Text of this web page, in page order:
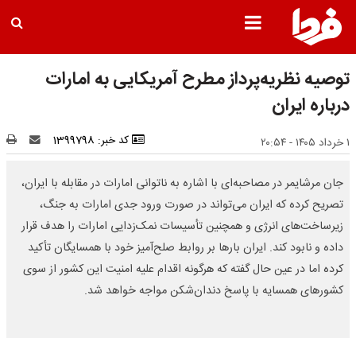
توصیه نظریه‌پرداز مطرح آمریکایی به امارات
درباره ایران
۱ خرداد ۱۴۰۵ - ۲۰:۵۴ کد خبر: 1399798
جان مرشایمر در مصاحبه‌ای با اشاره به ناتوانی امارات در مقابله با ایران،
تصریح کرده که ایران می‌تواند در صورت ورود جدی امارات به جنگ،
زیرساخت‌های انرژی و همچنین تأسیسات نمک‌زدایی امارات را هدف قرار
داده و نابود کند. ایران بارها بر روابط صلح‌آمیز خود با همسایگان تأکید
کرده اما در عین حال گفته که هرگونه اقدام علیه امنیت این کشور از سوی
کشورهای همسایه با پاسخ دندان‌شکن مواجه خواهد شد.